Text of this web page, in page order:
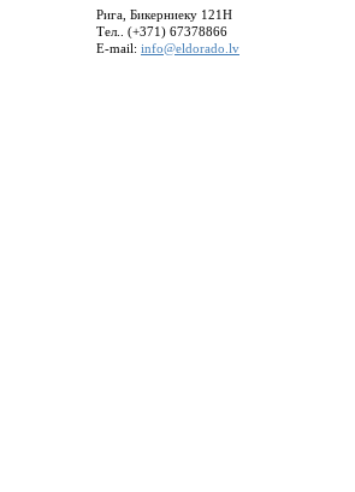
Рига, Бикерниеку 121H
Тел.. (+371) 67378866
E-mail: info@eldorado.lv